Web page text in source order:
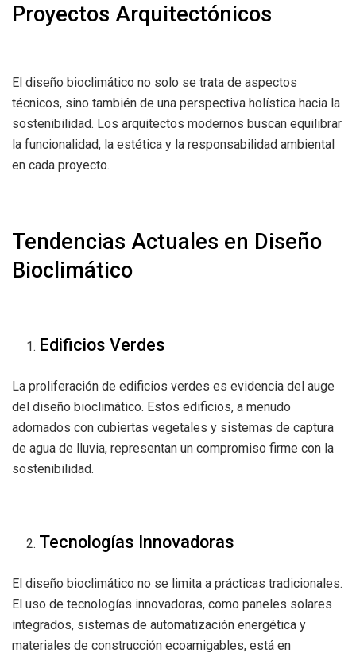
Proyectos Arquitectónicos
El diseño bioclimático no solo se trata de aspectos
técnicos, sino también de una perspectiva holística hacia la
sostenibilidad. Los arquitectos modernos buscan equilibrar
la funcionalidad, la estética y la responsabilidad ambiental
en cada proyecto.
Tendencias Actuales en Diseño
Bioclimático
Edificios Verdes
La proliferación de edificios verdes es evidencia del auge
del diseño bioclimático. Estos edificios, a menudo
adornados con cubiertas vegetales y sistemas de captura
de agua de lluvia, representan un compromiso firme con la
sostenibilidad.
Tecnologías Innovadoras
El diseño bioclimático no se limita a prácticas tradicionales.
El uso de tecnologías innovadoras, como paneles solares
integrados, sistemas de automatización energética y
materiales de construcción ecoamigables, está en